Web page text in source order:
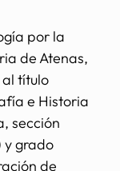
por la
de Atenas,
al título
e Historia
sección
y grado
de